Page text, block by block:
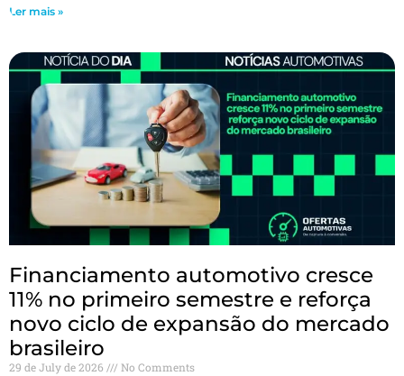
Ler mais »
Financiamento automotivo cresce
11% no primeiro semestre e reforça
novo ciclo de expansão do mercado
brasileiro
29 de July de 2026 No Comments